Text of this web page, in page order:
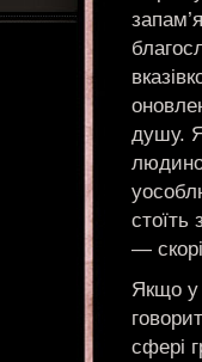
душу.
стоїть
—
Якщо у
сфері